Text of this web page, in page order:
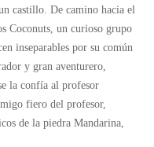
castillo. De camino hacia el
Coconuts, un curioso grupo
inseparables por su común
y gran aventurero,
la confía al profesor
fiero del profesor,
de la piedra Mandarina,